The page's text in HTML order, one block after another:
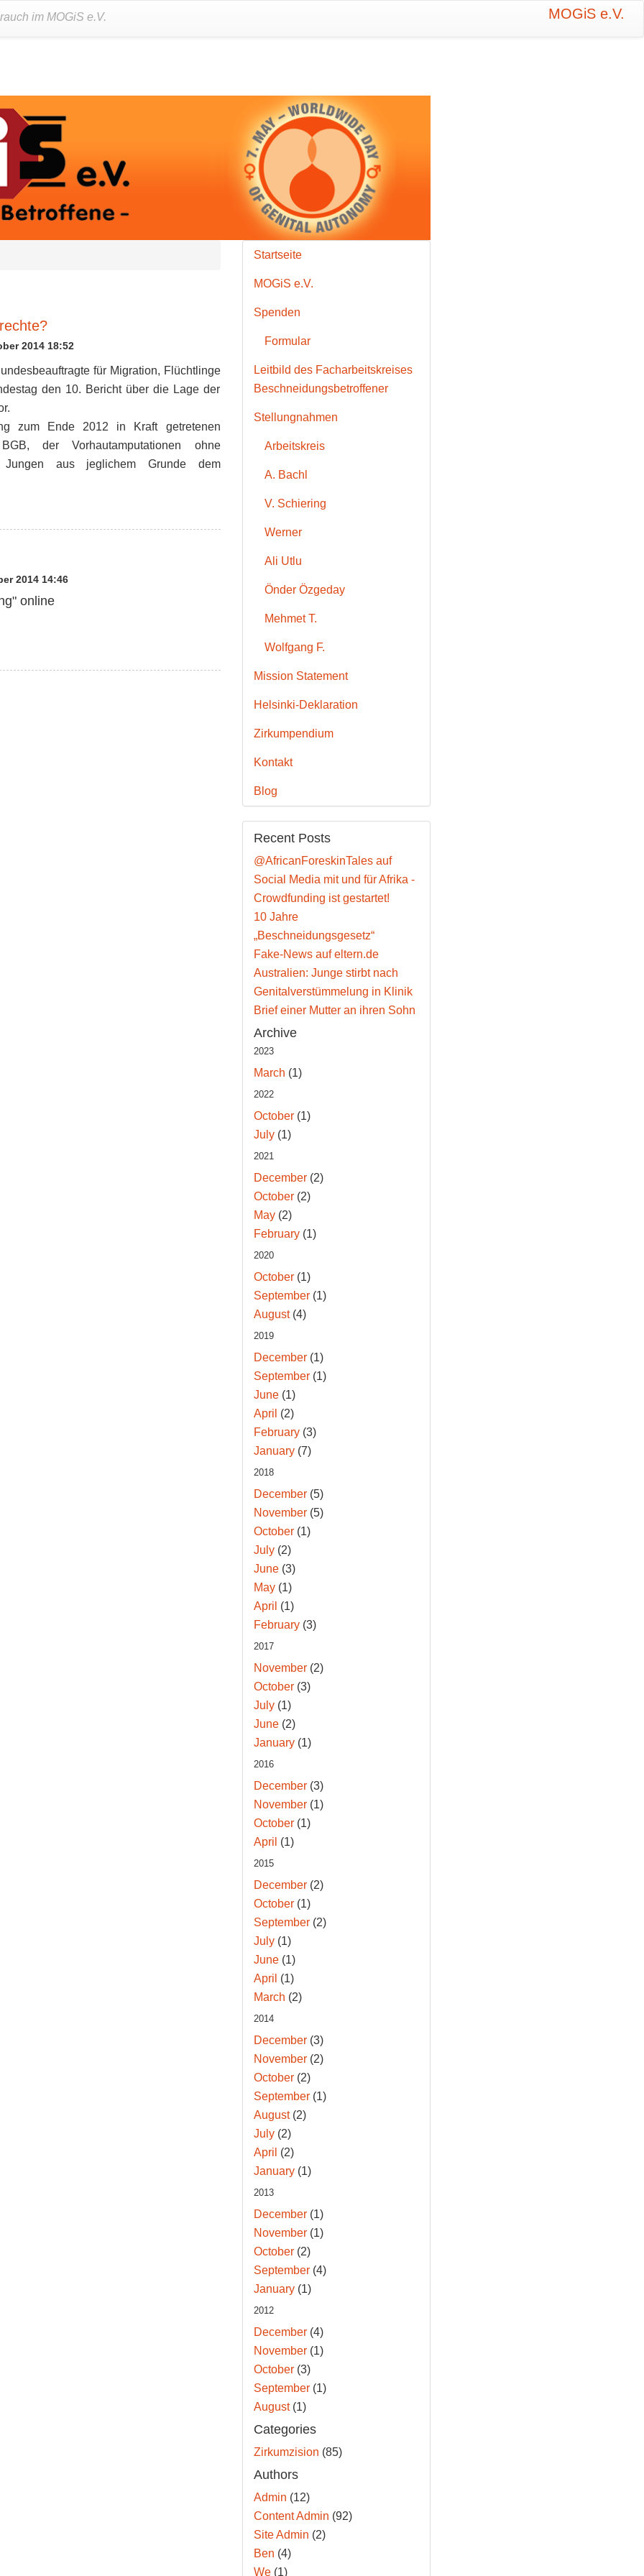
im MOGiS e.V. MOGiS e.V.
2014 18:52
für Migration, Flüchtlinge
den 10. Bericht über die Lage der
zum Ende 2012 in Kraft getretenen
BGB, der Vorhautamputationen ohne
Jungen aus jeglichem Grunde dem
2014 14:46
online
Startseite
MOGiS e.V.
Spenden
Formular
Leitbild des Facharbeitskreises
Beschneidungsbetroffener
Stellungnahmen
Arbeitskreis
A. Bachl
V. Schiering
Werner
Ali Utlu
Önder Özgeday
Mehmet T.
Wolfgang F.
Mission Statement
Helsinki-Deklaration
Zirkumpendium
Kontakt
Blog
Recent Posts
@AfricanForeskinTales auf
Social Media mit und für Afrika -
Crowdfunding ist gestartet!
10 Jahre
„Beschneidungsgesetz“
Fake-News auf eltern.de
Australien: Junge stirbt nach
Genitalverstümmelung in Klinik
Brief einer Mutter an ihren Sohn
Archive
2023
March (1)
2022
October(1)
July(1)
2021
December(2)
October(2)
May(2)
February(1)
2020
October(1)
September(1)
August(4)
2019
December(1)
September(1)
June(1)
April (2)
February(3)
January(7)
2018
December(5)
November(5)
October(1)
July(2)
June(3)
May(1)
April (1)
February(3)
2017
November(2)
October(3)
July(1)
June(2)
January(1)
2016
December(3)
November(1)
October(1)
April (1)
2015
December(2)
October(1)
September(2)
July(1)
June(1)
April (1)
March (2)
2014
December(3)
November(2)
October(2)
September(1)
August(2)
July(2)
April (2)
January(1)
2013
December(1)
November(1)
October(2)
September(4)
January(1)
2012
December(4)
November(1)
October(3)
September(1)
August(1)
Categories
Zirkumzision (85)
Authors
Admin (12)
Content Admin (92)
Site Admin (2)
Ben (4)
We(1)